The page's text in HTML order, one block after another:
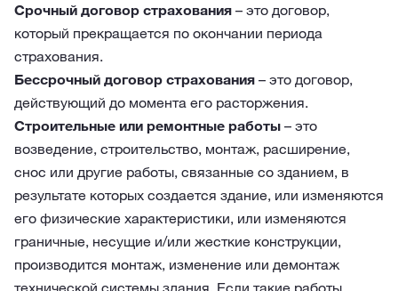
Срочный договор страхования – это договор,
который прекращается по окончании периода
страхования.
Бессрочный договор страхования – это договор,
действующий до момента его расторжения.
Строительные или ремонтные работы – это
возведение, строительство, монтаж, расширение,
снос или другие работы, связанные со зданием, в
результате которых создается здание, или изменяются
его физические характеристики, или изменяются
граничные, несущие и/или жесткие конструкции,
производится монтаж, изменение или демонтаж
технической системы здания. Если такие работы